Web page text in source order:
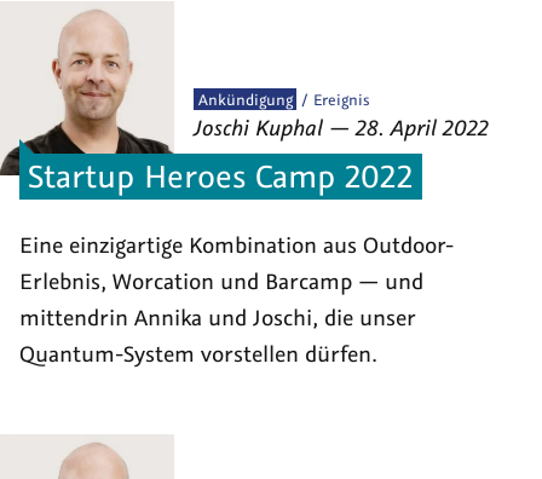
Startup Heroes Camp 2022
Eine einzigartige Kombination aus Outdoor-
Erlebnis, Worcation und Barcamp — und
mittendrin Annika und Joschi, die unser
Quantum-System vorstellen dürfen.
Veröffentlicht
als
Ankündigung Ereignis
von
Joschi Kuphal —am
28. April 2022